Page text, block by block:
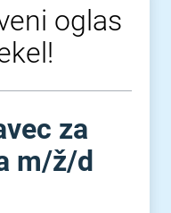
oglas
za
m⁠/⁠ž⁠/⁠d